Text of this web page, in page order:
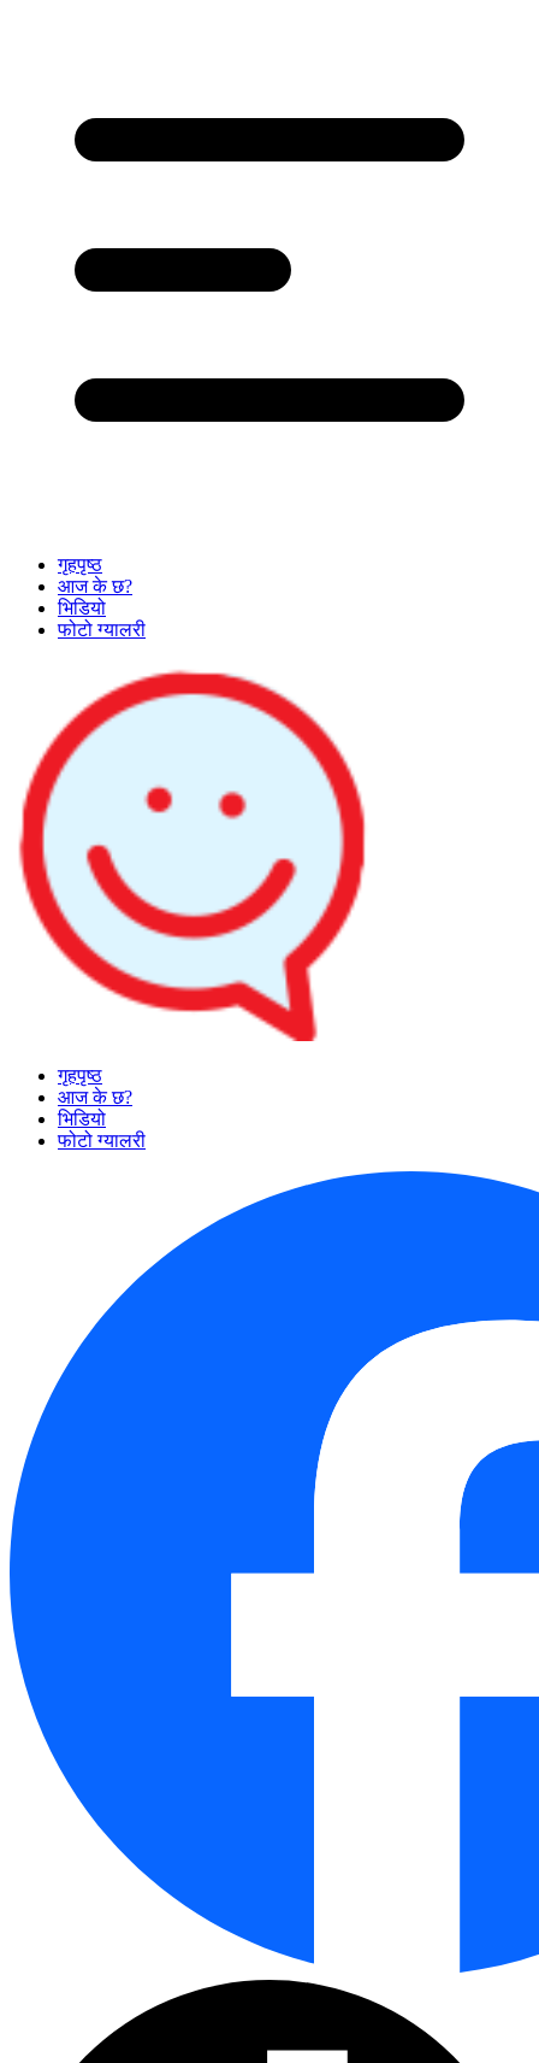
गृहपृष्ठ
आज के छ?
भिडियो
फोटो ग्यालरी
गृहपृष्ठ
आज के छ?
भिडियो
फोटो ग्यालरी